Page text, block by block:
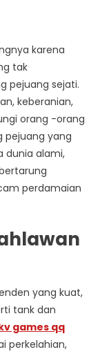
karena
tak
pejuang sejati.
keberanian,
orang -orang
pejuang yang
dunia alami,
perdamaian
yang kuat,
tank dan
games qq
perkelahian,